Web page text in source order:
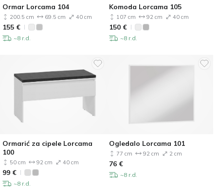
Ormar Lorcama 104
200.5 cm 69.5 cm 40 cm
155 €
~8 r.d.
Komoda Lorcama 105
107 cm 92 cm 40 cm
150 €
~8 r.d.
Ormarić za cipele Lorcama
100
50 cm 92 cm 40 cm
99 €
~8 r.d.
Ogledalo Lorcama 101
77 cm 92 cm 2 cm
76 €
~8 r.d.